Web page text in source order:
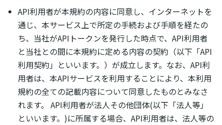
API利用者が本規約の内容に同意し、インターネットを
通じ、本サービス上で所定の手続および手順を経たの
ち、当社がAPIトークンを発行した時点で、API利用者
と当社との間に本規約に定める内容の契約（以下「API
利用契約」といいます。）が成立します。なお、API利
用者は、本APIサービスを利用することにより、本利用
規約の全ての記載内容について同意したものとみなさ
れます。 API利用者が法人その他団体(以下「法人等」
といいます。)に所属する場合、API利用者は、法人等の